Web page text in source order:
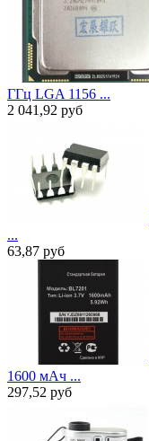
ГГц LGA 1156 ...
2 041,92 руб
...
63,87 руб
1600 мАч ...
297,52 руб